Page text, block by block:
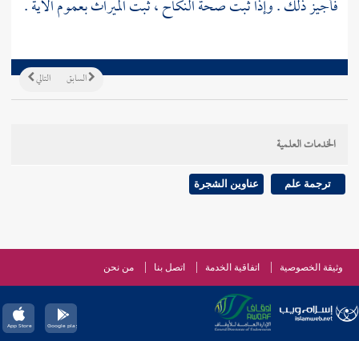
فأجيز ذلك . وإذا ثبت صحة النكاح ، ثبت الميراث بعموم الآية .
التالي السابق
الخدمات العلمية
ترجمة علم عناوين الشجرة
وثيقة الخصوصية اتفاقية الخدمة اتصل بنا من نحن